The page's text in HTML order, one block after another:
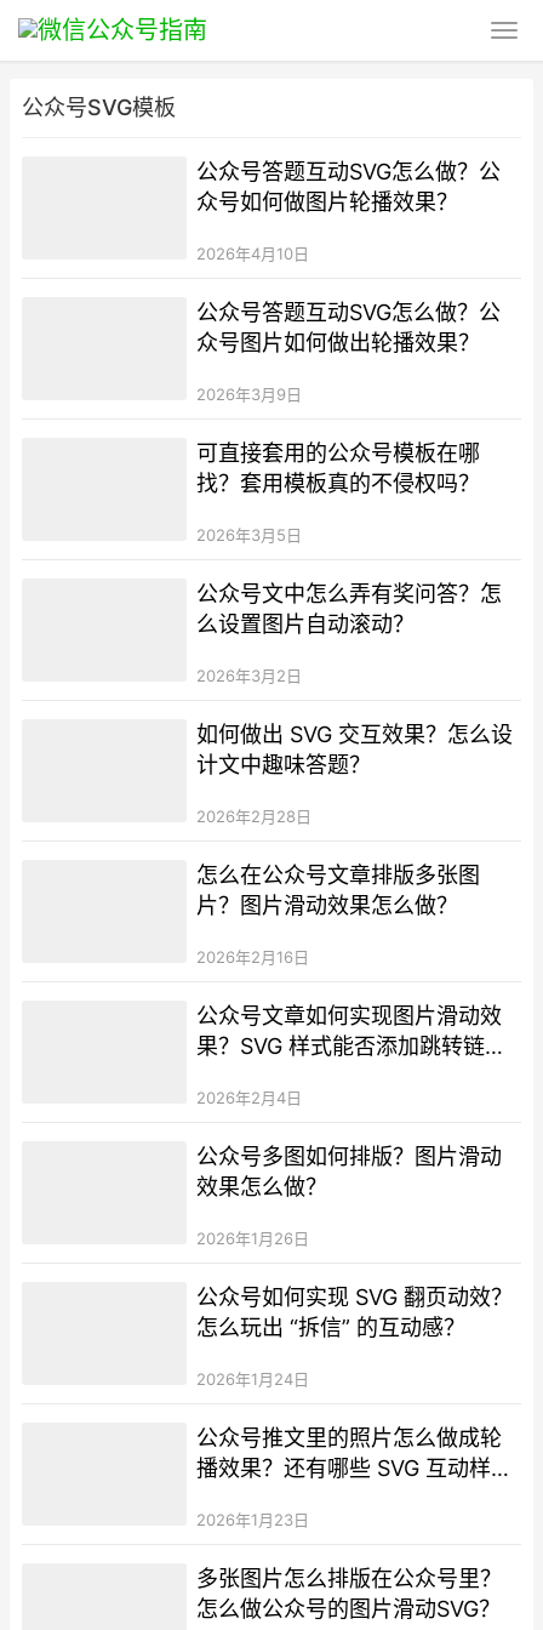
公众号SVG模板
公众号答题互动SVG怎么做？公
众号如何做图片轮播效果？
2026年4月10日
公众号答题互动SVG怎么做？公
众号图片如何做出轮播效果？
2026年3月9日
可直接套用的公众号模板在哪
找？套用模板真的不侵权吗？
2026年3月5日
公众号文中怎么弄有奖问答？怎
么设置图片自动滚动？
2026年3月2日
如何做出 SVG 交互效果？怎么设
计文中趣味答题？
2026年2月28日
怎么在公众号文章排版多张图
片？图片滑动效果怎么做？
2026年2月16日
公众号文章如何实现图片滑动效
果？SVG 样式能否添加跳转链
2026年2月4日
公众号多图如何排版？图片滑动
效果怎么做？
2026年1月26日
公众号如何实现 SVG 翻页动效？
怎么玩出 “拆信” 的互动感？
2026年1月24日
公众号推文里的照片怎么做成轮
播效果？还有哪些 SVG 互动样
2026年1月23日
多张图片怎么排版在公众号里？
怎么做公众号的图片滑动SVG？